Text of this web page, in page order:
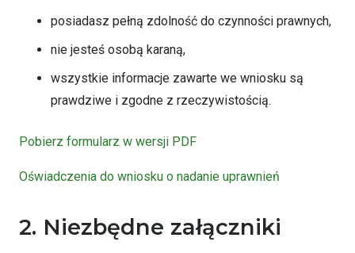
posiadasz pełną zdolność do czynności prawnych,
nie jesteś osobą karaną,
wszystkie informacje zawarte we wniosku są
prawdziwe i zgodne z rzeczywistością.
Pobierz formularz w wersji PDF
Oświadczenia do wniosku o nadanie uprawnień
2. Niezbędne załączniki